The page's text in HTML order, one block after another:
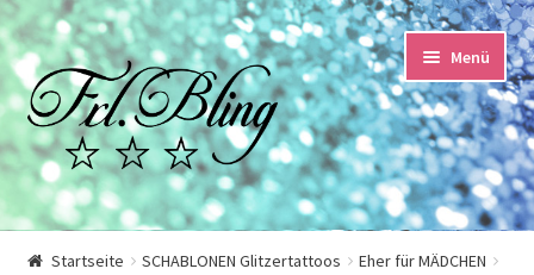
Zur
Navigation
springen
Springe
zum
Inhalt
Menü
Start
Startseite SCHABLONEN Glitzertattoos
Eher für MÄDCHEN